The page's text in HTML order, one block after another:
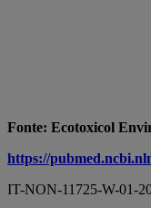
Fonte: Ecotoxicol
https://
IT-NON-11725-W-01-